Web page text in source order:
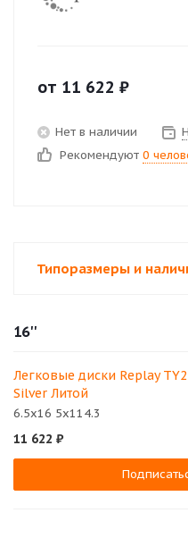
от 11 622 ₽
Нет в наличии
Рекомендуют 0
Типоразмеры и
16''
Легковые диски Replay
Silver Литой
6.5x16 5x114.3
11 622 ₽